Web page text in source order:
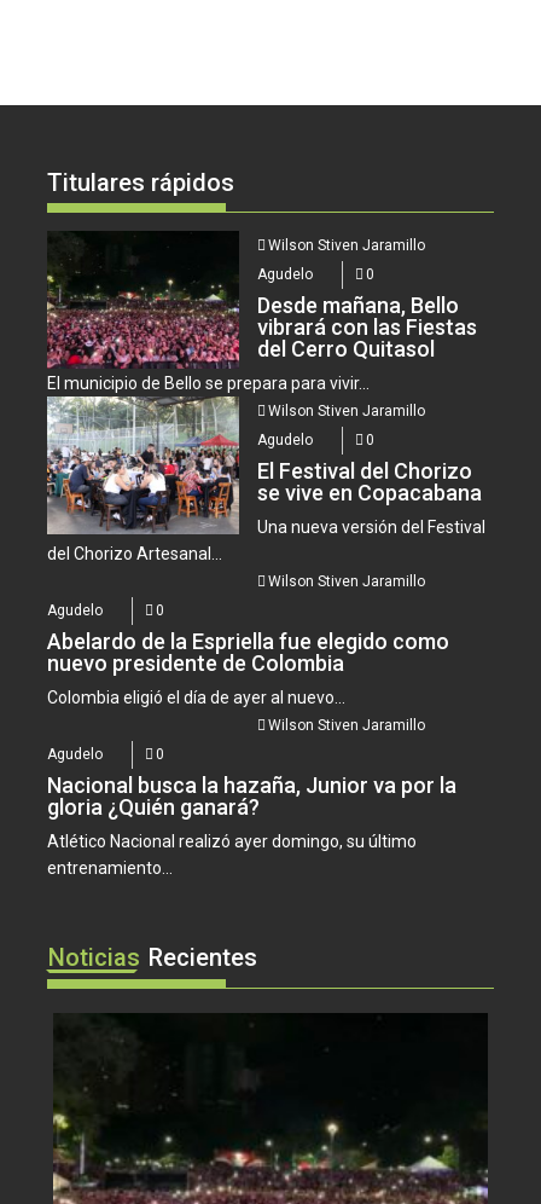
Titulares rápidos
Wilson Stiven Jaramillo
Agudelo
0
Desde mañana, Bello
vibrará con las Fiestas
del Cerro Quitasol
El municipio de Bello se prepara para vivir...
Wilson Stiven Jaramillo
Agudelo
0
El Festival del Chorizo
se vive en Copacabana
Una nueva versión del Festival
del Chorizo Artesanal...
Wilson Stiven Jaramillo
Agudelo
0
Abelardo de la Espriella fue elegido como
nuevo presidente de Colombia
Colombia eligió el día de ayer al nuevo...
Wilson Stiven Jaramillo
Agudelo
0
Nacional busca la hazaña, Junior va por la
gloria ¿Quién ganará?
Atlético Nacional realizó ayer domingo, su último
entrenamiento...
Noticias Recientes